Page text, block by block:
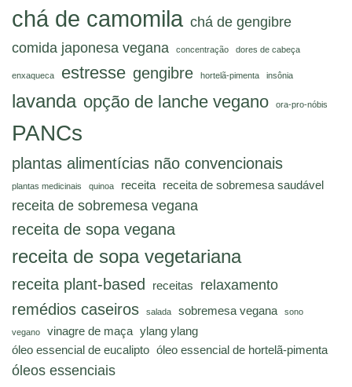
chá de camomila chá de gengibre
comida japonesa vegana
concentração dores de cabeça
enxaqueca estresse gengibre hortelã-pimenta insônia
lavanda opção de lanche vegano ora-pro-nóbis
PANCs
plantas alimentícias não convencionais
plantas medicinais quinoa receita receita de sobremesa saudável
receita de sobremesa vegana
receita de sopa vegana
receita de sopa vegetariana
receita plant-based receitas relaxamento
remédios caseiros salada sobremesa vegana sono
vegano vinagre de maça ylang ylang
óleo essencial de eucalipto óleo essencial de hortelã-pimenta
óleos essenciais